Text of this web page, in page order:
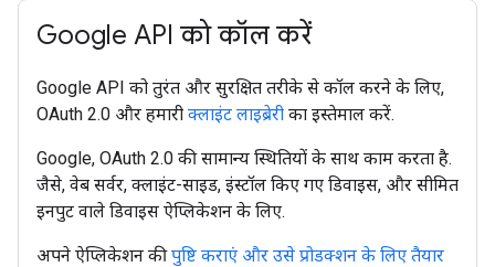
Google API को कॉल करें
Google API को तुरंत और सुरक्षित तरीके से कॉल करने के लिए,
OAuth 2.0 और हमारी क्लाइंट लाइब्रेरी का इस्तेमाल करें.
Google, OAuth 2.0 की सामान्य स्थितियों के साथ काम करता है.
जैसे, वेब सर्वर, क्लाइंट-साइड, इंस्टॉल किए गए डिवाइस, और सीमित
इनपुट वाले डिवाइस ऐप्लिकेशन के लिए.
अपने ऐप्लिकेशन कीपुष्टि कराएं और उसे प्रोडक्शन के लिए तैयार